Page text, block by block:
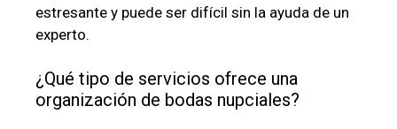
estresante y puede ser difícil sin la ayuda de un
experto.
¿Qué tipo de servicios ofrece una
organización de bodas nupciales?